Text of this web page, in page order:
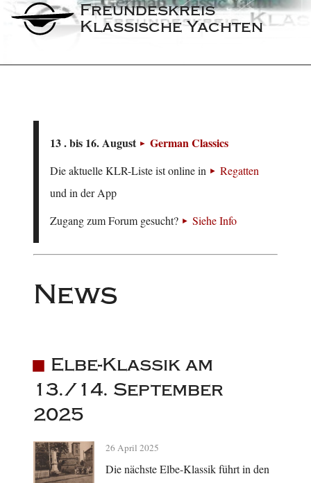
Freundeskreis
Klassische Yachten
13 . bis 16. August German Classics
Die aktuelle KLR-Liste ist online in
Regatten
und in der App
Zugang zum Forum gesucht?
Siehe Info
News
Elbe-Klassik am
13./14. September
2025
26 April 2025
Die nächste Elbe-Klassik führt in den